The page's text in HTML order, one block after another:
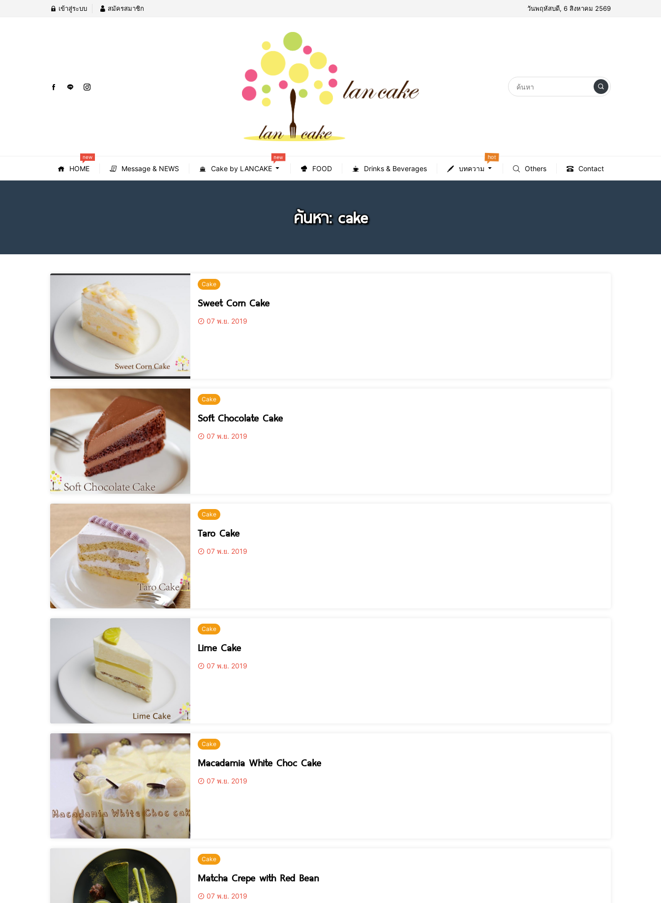
เข้าสู่ระบบ สมัครสมาชิก วันพฤหัสบดี, 6 สิงหาคม 2569
HOME
new
Message & NEWS Cake by LANCAKE
new
FOOD Drinks & Beverages บทความ
hot
Others Contact
ค้นหา: cake
Cake
Sweet Corn Cake
07 พ.ย. 2019
Cake
Soft Chocolate Cake
07 พ.ย. 2019
Cake
Taro Cake
07 พ.ย. 2019
Cake
Lime Cake
07 พ.ย. 2019
Cake
Macadamia White Choc Cake
07 พ.ย. 2019
Cake
Matcha Crepe with Red Bean
07 พ.ย. 2019